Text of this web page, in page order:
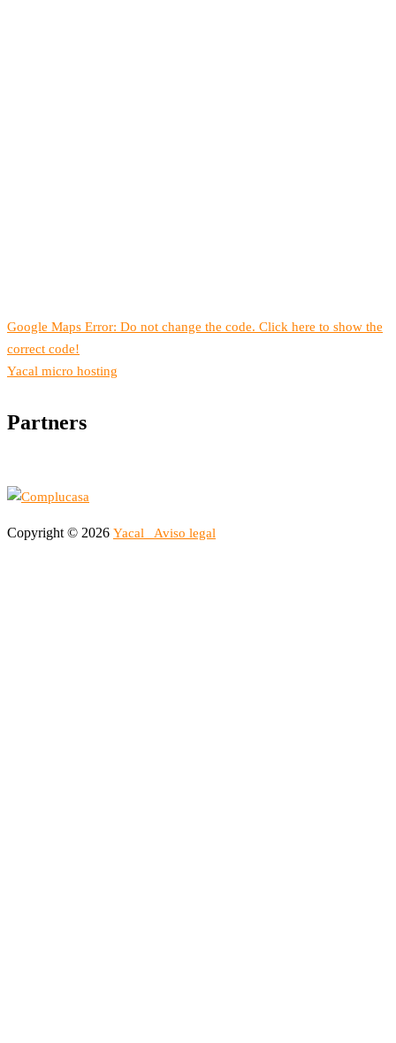
Google Maps Error: Do not change the code. Click here to show the
correct code!
Yacal micro hosting
Partners
Copyright © 2026 Yacal Aviso legal